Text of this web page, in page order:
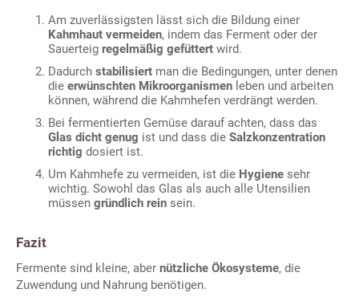
Am zuverlässigsten lässt sich die Bildung einer
Kahmhaut vermeiden, indem das Ferment oder der
Sauerteig regelmäßig gefüttert wird.
Dadurch stabilisiert man die Bedingungen, unter denen
die erwünschten Mikroorganismen leben und arbeiten
können, während die Kahmhefen verdrängt werden.
Bei fermentierten Gemüse darauf achten, dass das
Glas dicht genug ist und dass die Salzkonzentration
richtig dosiert ist.
Um Kahmhefe zu vermeiden, ist die Hygiene sehr
wichtig. Sowohl das Glas als auch alle Utensilien
müssen gründlich rein sein.
Fazit
Fermente sind kleine, aber nützliche Ökosysteme, die
Zuwendung und Nahrung benötigen.